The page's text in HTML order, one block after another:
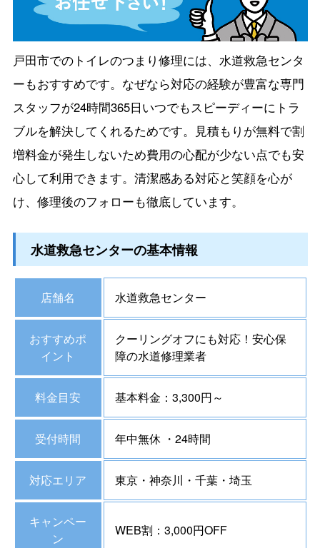
戸田市でのトイレのつまり修理には、水道救急センタ
ーもおすすめです。なぜなら対応の経験が豊富な専門
スタッフが24時間365日いつでもスピーディーにトラ
ブルを解決してくれるためです。見積もりが無料で割
増料金が発生しないため費用の心配が少ない点でも安
心して利用できます。清潔感ある対応と笑顔を心が
け、修理後のフォローも徹底しています。
水道救急センターの基本情報
店舗名 水道救急センター
おすすめポ
イント
クーリングオフにも対応！安心保
障の水道修理業者
料金目安 基本料金：3,300円～
受付時間 年中無休 ・24時間
対応エリア 東京・神奈川・千葉・埼玉
キャンペー
ン
WEB割：3,000円OFF